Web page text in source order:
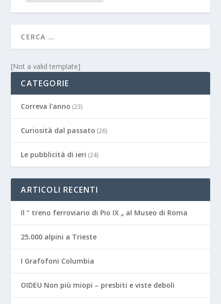
[Not a valid template]
CATEGORIE
Correva l'anno (23)
Curiosità dal passato (26)
Le pubblicità di ieri (24)
ARTICOLI RECENTI
Il “ treno ferroviario di Pio IX „ al Museo di Roma
25.000 alpini a Trieste
I Grafofoni Columbia
OIDEU Non più miopi – presbiti e viste deboli